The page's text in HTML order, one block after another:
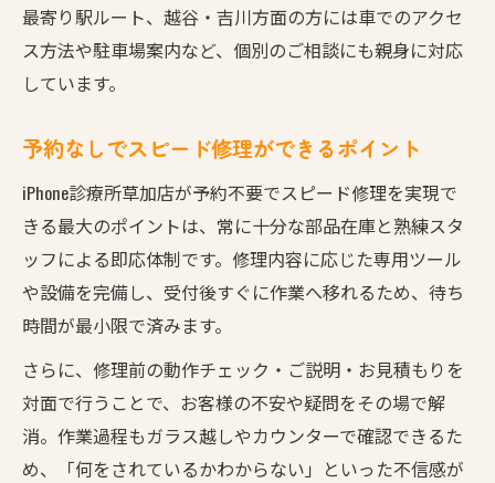
最寄り駅ルート、越谷・吉川方面の方には車でのアクセ
ス方法や駐車場案内など、個別のご相談にも親身に対応
しています。
予約なしでスピード修理ができるポイント
iPhone診療所草加店が予約不要でスピード修理を実現で
きる最大のポイントは、常に十分な部品在庫と熟練スタ
ッフによる即応体制です。修理内容に応じた専用ツール
や設備を完備し、受付後すぐに作業へ移れるため、待ち
時間が最小限で済みます。
さらに、修理前の動作チェック・ご説明・お見積もりを
対面で行うことで、お客様の不安や疑問をその場で解
消。作業過程もガラス越しやカウンターで確認できるた
め、「何をされているかわからない」といった不信感が